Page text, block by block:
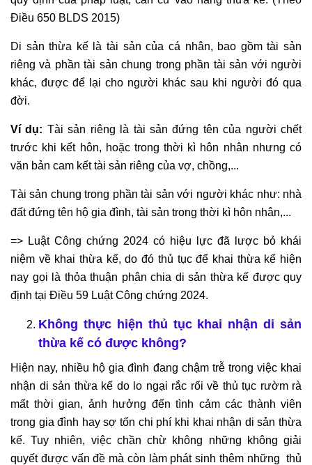
nội
bộ
Luật
sư
tranh
tụng
Luật
sư
nhà
Giải
quyết
chấp
đất
đai
Dịch
hóa
nhà
đất
Dịch
vụ
đăng
Điều 650 BLDS 2015)
Di sản thừa kế là tài sản của cá nhân, bao gồm tài sản
riêng và phần tài sản chung trong phần tài sản với người
khác, được để lại cho người khác sau khi người đó qua
đời.
Ví dụ: Tài sản riêng là tài sản đứng tên của người chết
trước khi kết hôn, hoặc trong thời kì hôn nhân nhưng có
văn bản cam kết tài sản riêng của vợ, chồng,...
Tài sản chung trong phần tài sản với người khác như: nhà
đất đứng tên hộ gia đình, tài sản trong thời kì hôn nhân,...
=> Luật Công chứng 2024 có hiệu lực đã lược bỏ khái
niệm về khai thừa kế, do đó thủ tục để khai thừa kế hiện
nay gọi là thỏa thuận phân chia di sản thừa kế được quy
định tại Điều 59 Luật Công chứng 2024.
Không thực hiện thủ tục khai nhận di sản
thừa kế có được không?
Hiện nay, nhiều hộ gia đình đang chậm trễ trong việc khai
nhận di sản thừa kế do lo ngại rắc rối về thủ tục rườm rà
mất thời gian, ảnh hưởng đến tình cảm các thành viên
trong gia đình hay sợ tốn chi phí khi khai nhận di sản thừa
kế. Tuy nhiên, việc chần chừ không những không giải
quyết được vấn đề mà còn làm phát sinh thêm những thủ